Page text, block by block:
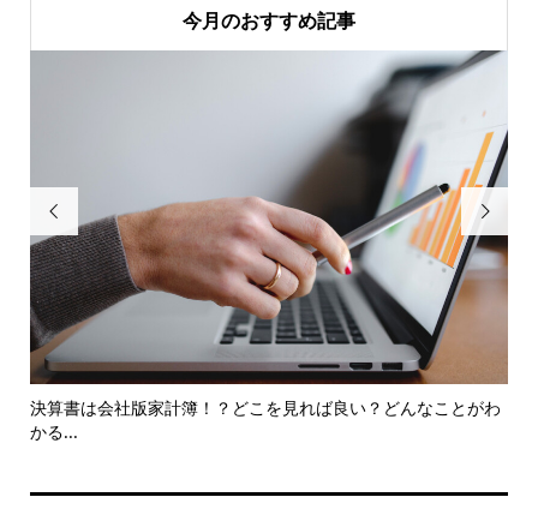
今月のおすすめ記事

決算書は会社版家計簿！？どこを見れば良い？どんなことがわ
かる...
